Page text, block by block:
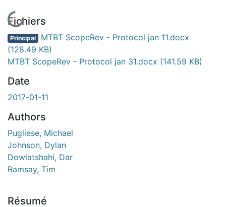
En cours de chargement...
Fichiers
Principal MTBT ScopeRev - Protocol jan 11.docx
(128.49 KB)
MTBT ScopeRev - Protocol jan 31.docx (141.59 KB)
Date
2017-01-11
Authors
Pugliese, Michael
Johnson, Dylan
Dowlatshahi, Dar
Ramsay, Tim
Résumé